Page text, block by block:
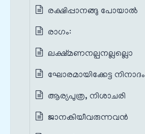
രക്ഷിപ്പാനങ്ങു പോയാൽ
രാഗം:
ലക്ഷ്മണനല്പനല്ലല്ലൊ
ഘോരമായിക്കേട്ട നിനാദം
ആര്യപുത്ര, നിശാചരി
ജാനകിയീവരുന്നവൻ